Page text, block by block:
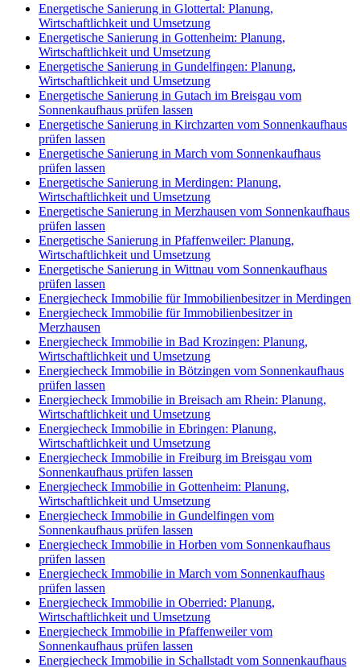
Energetische Sanierung in Glottertal: Planung,
Wirtschaftlichkeit und Umsetzung
Energetische Sanierung in Gottenheim: Planung,
Wirtschaftlichkeit und Umsetzung
Energetische Sanierung in Gundelfingen: Planung,
Wirtschaftlichkeit und Umsetzung
Energetische Sanierung in Gutach im Breisgau vom
Sonnenkaufhaus prüfen lassen
Energetische Sanierung in Kirchzarten vom Sonnenkaufhaus
prüfen lassen
Energetische Sanierung in March vom Sonnenkaufhaus
prüfen lassen
Energetische Sanierung in Merdingen: Planung,
Wirtschaftlichkeit und Umsetzung
Energetische Sanierung in Merzhausen vom Sonnenkaufhaus
prüfen lassen
Energetische Sanierung in Pfaffenweiler: Planung,
Wirtschaftlichkeit und Umsetzung
Energetische Sanierung in Wittnau vom Sonnenkaufhaus
prüfen lassen
Energiecheck Immobilie für Immobilienbesitzer in Merdingen
Energiecheck Immobilie für Immobilienbesitzer in
Merzhausen
Energiecheck Immobilie in Bad Krozingen: Planung,
Wirtschaftlichkeit und Umsetzung
Energiecheck Immobilie in Bötzingen vom Sonnenkaufhaus
prüfen lassen
Energiecheck Immobilie in Breisach am Rhein: Planung,
Wirtschaftlichkeit und Umsetzung
Energiecheck Immobilie in Ebringen: Planung,
Wirtschaftlichkeit und Umsetzung
Energiecheck Immobilie in Freiburg im Breisgau vom
Sonnenkaufhaus prüfen lassen
Energiecheck Immobilie in Gottenheim: Planung,
Wirtschaftlichkeit und Umsetzung
Energiecheck Immobilie in Gundelfingen vom
Sonnenkaufhaus prüfen lassen
Energiecheck Immobilie in Horben vom Sonnenkaufhaus
prüfen lassen
Energiecheck Immobilie in March vom Sonnenkaufhaus
prüfen lassen
Energiecheck Immobilie in Oberried: Planung,
Wirtschaftlichkeit und Umsetzung
Energiecheck Immobilie in Pfaffenweiler vom
Sonnenkaufhaus prüfen lassen
Energiecheck Immobilie in Schallstadt vom Sonnenkaufhaus